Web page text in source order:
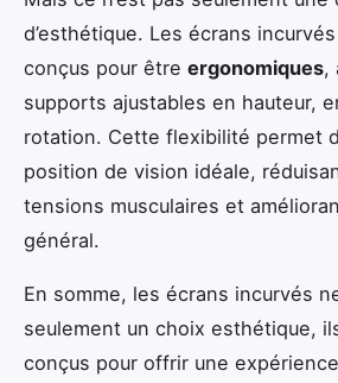
d’esthétique. Les écrans
conçus pour être ergonomiques,
supports ajustables en hauteur,
rotation. Cette flexibilité permet
position de vision idéale,
tensions musculaires et
général.
En somme, les écrans incurvés
seulement un choix esthétique,
conçus pour offrir une